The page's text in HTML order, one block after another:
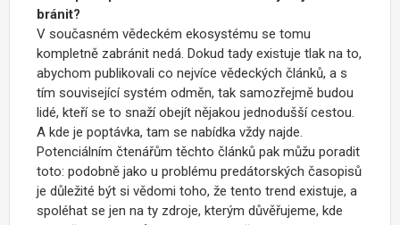
bránit?
V současném vědeckém ekosystému se tomu
kompletně zabránit nedá. Dokud tady existuje tlak na to,
abychom publikovali co nejvíce vědeckých článků, a s
tím související systém odměn, tak samozřejmě budou
lidé, kteří se to snaží obejít nějakou jednodušší cestou.
A kde je poptávka, tam se nabídka vždy najde.
Potenciálním čtenářům těchto článků pak můžu poradit
toto: podobně jako u problému predátorských časopisů
je důležité být si vědomi toho, že tento trend existuje, a
spoléhat se jen na ty zdroje, kterým důvěřujeme, kde